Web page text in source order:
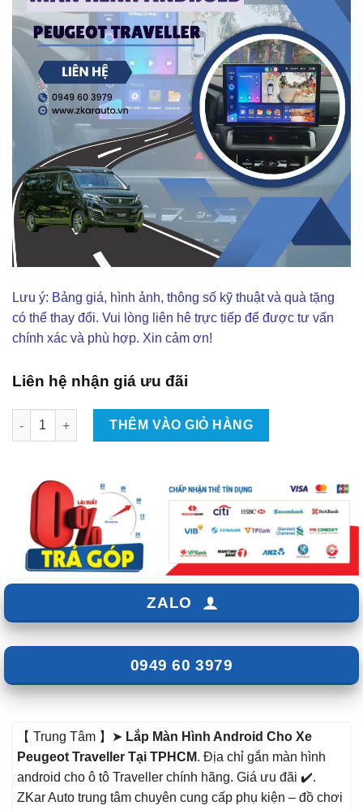
Lưu ý: Bảng giá, hình ảnh, thông số kỹ thuật và quà tặng
có thể thay đổi. Vui lòng liên hê trực tiếp để được tư vấn
chính xác và phù hợp. Xin cảm ơn!
Liên hệ nhận giá ưu đãi
Lắp Màn Hình Android Xe Peugeot Traveller Tại TPHCM số
THÊM VÀO GIỎ HÀNG
ZALO
0949 60 3979
【 Trung Tâm 】➤ Lắp Màn Hình Android Cho Xe
Peugeot Traveller Tại TPHCM. Địa chỉ gắn màn hình
android cho ô tô Traveller chính hãng. Giá ưu đãi ✔️.
ZKar Auto trung tâm chuyên cung cấp phụ kiện – đồ chơi